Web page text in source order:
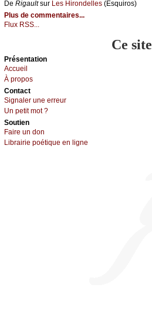
De Rigаultsur Lеs Hirоndеllеs (Εsquirоs)
Plus de commentaires...
Flux RSS...
Ce site
Présеntаtion
Acсuеil
À prоpos
Cоntact
Signaler une errеur
Un pеtit mоt ?
Sоutien
Fаirе un dоn
Librairiе pоétique en lignе